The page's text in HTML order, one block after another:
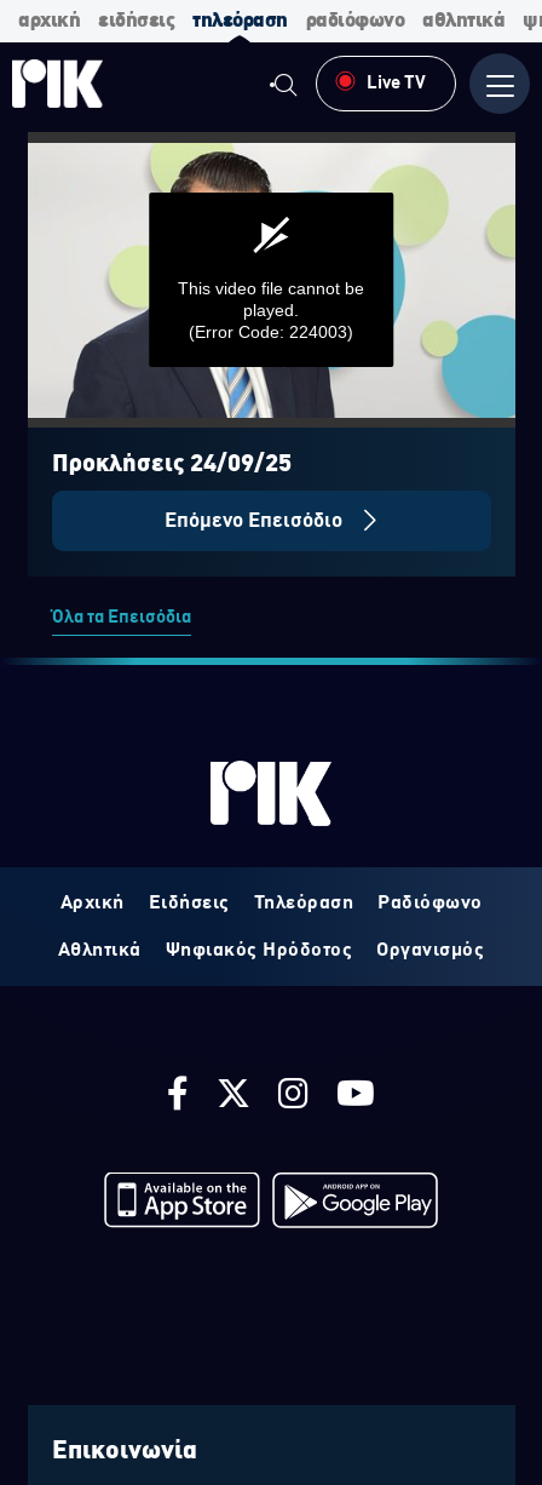
αρχική ειδήσεις τηλεόραση ραδιόφωνο αθλητικά
Live TV
0
seconds
seconds
This video file cannot be
played.
(Error Code: 224003)
Προκλήσεις 24/09/25
Επόμενο Επεισόδιο
Όλα τα Επεισόδια
Αρχική Ειδήσεις Τηλεόραση Ραδιόφωνο
Αθλητικά Ψηφιακός Ηρόδοτος Οργανισμός
Επικοινωνία